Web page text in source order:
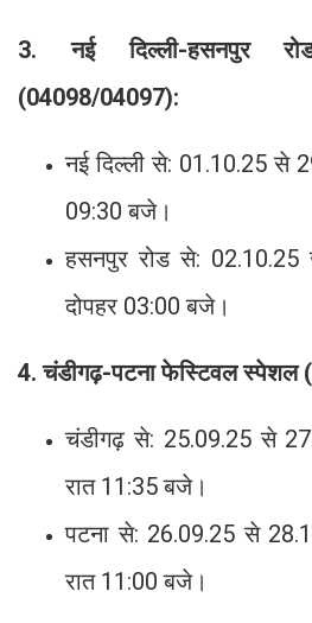
3. नई दिल्ली-हसनपुर
(04098/04097):
नई दिल्ली से: 01.10.25 से
09:30 बजे।
हसनपुर रोड से:
दोपहर 03:00 बजे।
4. चंडीगढ़-पटना फेस्टिवल स्पेशल
चंडीगढ़ से: 25.09.25 से
रात 11:35 बजे।
पटना से: 26.09.25 से
रात 11:00 बजे।